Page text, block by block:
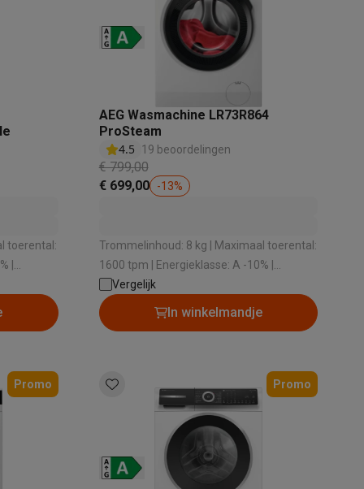
Droogrekken
toerental:
|
|
AEG Wasmachine LR73R864
ProSteam
4.5
19 beoordelingen
€ 799,00
€ 699,00
-13%
Trommelinhoud: 8 kg | Maximaal toerental:
1600 tpm | Energieklasse: A -10% |
Geluidsniveau bij het zwieren: 76 dB |
Dosering wasmiddel: Handmatig
Vergelijk
In winkelmandje
Promo Promo